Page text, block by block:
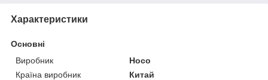
Характеристики
Основні
Виробник
Hoco
Країна виробник
Китай